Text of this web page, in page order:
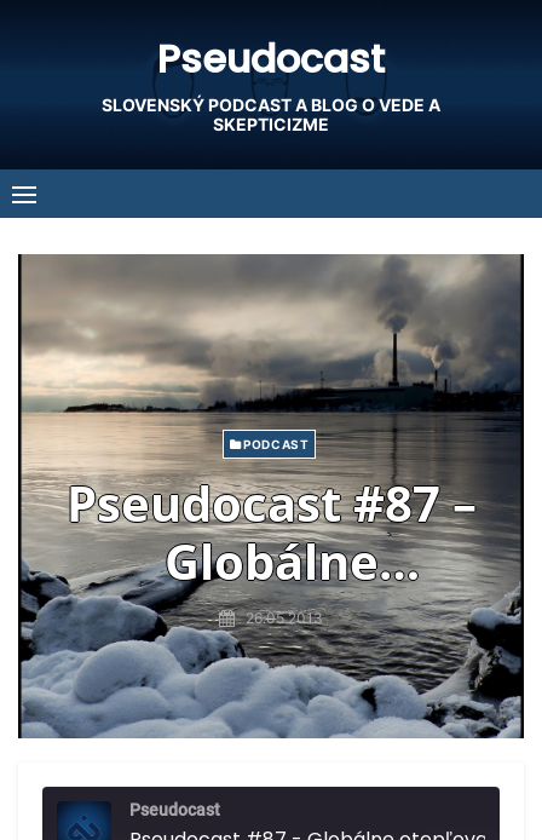
Pseudocast
SLOVENSKÝ PODCAST A BLOG O VEDE A
SKEPTICIZME
PODCAST
Pseudocast #87 –
Globálne
otepľovanie časť II.
26.05.2013
Pseudocast